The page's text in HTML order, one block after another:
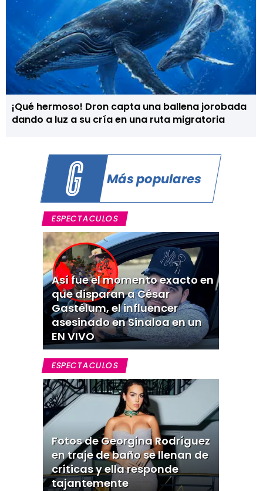
¡Qué hermoso! Dron capta una ballena jorobada
dando a luz a su cría en una ruta migratoria
Más populares
ESPECTACULOS
Así fue el momento exacto en
que disparan a César
Gastélum, el influencer
asesinado en Sinaloa en un
EN VIVO
ESPECTACULOS
Fotos de Georgina Rodríguez
en traje de baño se llenan de
críticas y ella responde
tajantemente